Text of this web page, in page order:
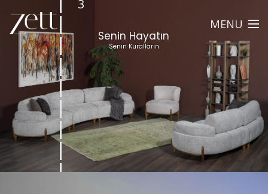
MENU
Senin Kuralların
Senin Hayatın
3
4
4
4
4
4
2